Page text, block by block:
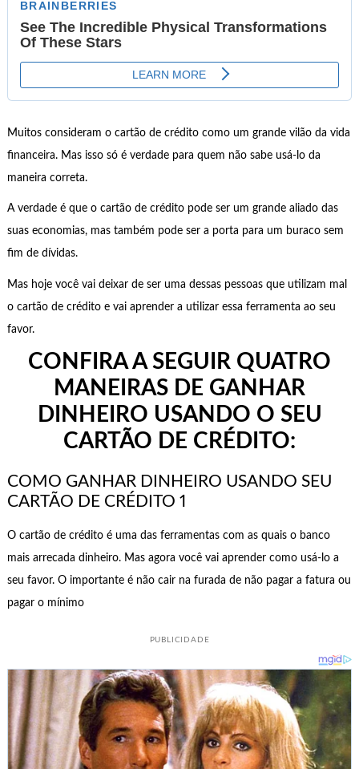
Muitos consideram o cartão de crédito como um grande vilão da vida
financeira. Mas isso só é verdade para quem não sabe usá-lo da
maneira correta.
A verdade é que o cartão de crédito pode ser um grande aliado das
suas economias, mas também pode ser a porta para um buraco sem
fim de dívidas.
Mas hoje você vai deixar de ser uma dessas pessoas que utilizam mal
o cartão de crédito e vai aprender a utilizar essa ferramenta ao seu
favor.
CONFIRA A SEGUIR QUATRO
MANEIRAS DE GANHAR
DINHEIRO USANDO O SEU
CARTÃO DE CRÉDITO:
COMO GANHAR DINHEIRO USANDO SEU
CARTÃO DE CRÉDITO 1
O cartão de crédito é uma das ferramentas com as quais o banco
mais arrecada dinheiro. Mas agora você vai aprender como usá-lo a
seu favor. O importante é não cair na furada de não pagar a fatura ou
pagar o mínimo
PUBLICIDADE